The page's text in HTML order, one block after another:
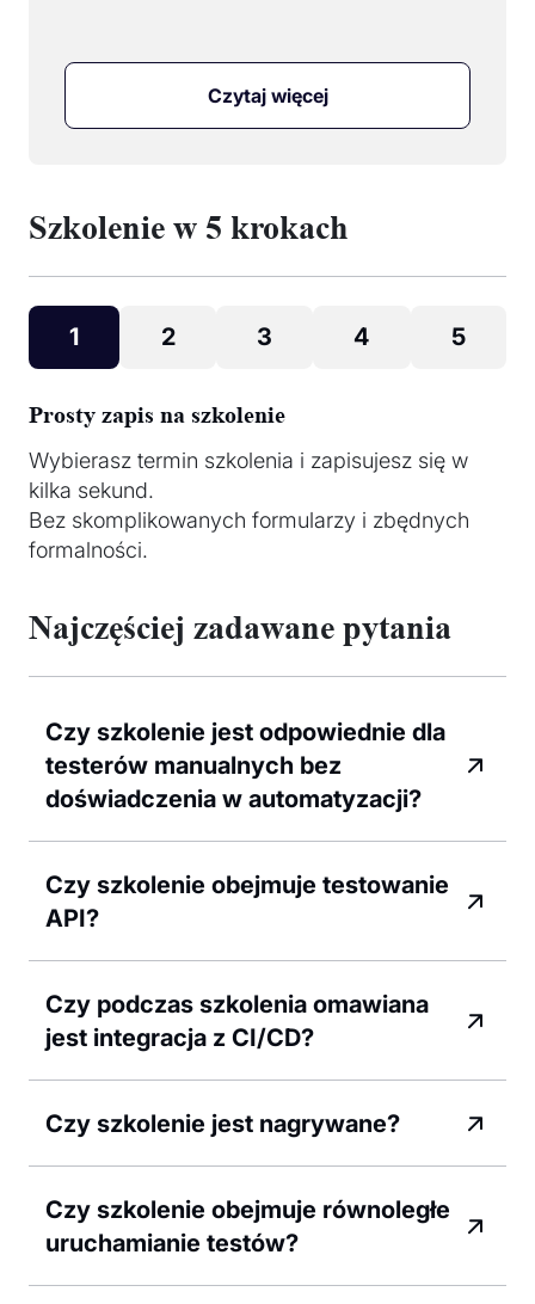
Czytaj więcej
Szkolenie w 5 krokach
1 2 3 4 5
Prosty zapis na szkolenie
Wybierasz termin szkolenia i zapisujesz się w
kilka sekund.
Bez skomplikowanych formularzy i zbędnych
formalności.
Najczęściej zadawane pytania
Czy szkolenie jest odpowiednie dla
testerów manualnych bez
doświadczenia w automatyzacji?
Czy szkolenie obejmuje testowanie
API?
Czy podczas szkolenia omawiana
jest integracja z CI/CD?
Czy szkolenie jest nagrywane?
Czy szkolenie obejmuje równoległe
uruchamianie testów?